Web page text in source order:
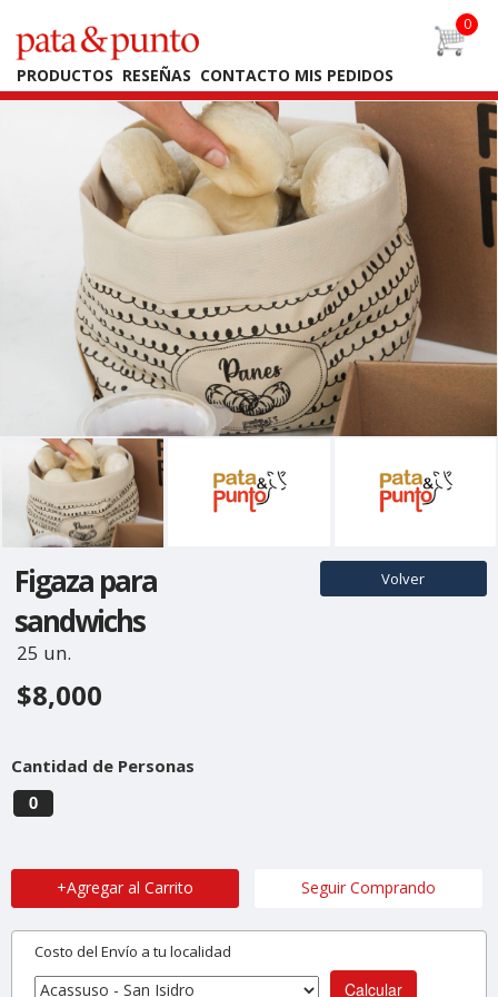
PRODUCTOS RESEÑAS CONTACTO MIS PEDIDOS
Figaza para
sandwichs
Volver
25 un.
$8,000
Cantidad de Personas
0
+Agregar al Carrito Seguir Comprando
Costo del Envío a tu localidad
Calcular